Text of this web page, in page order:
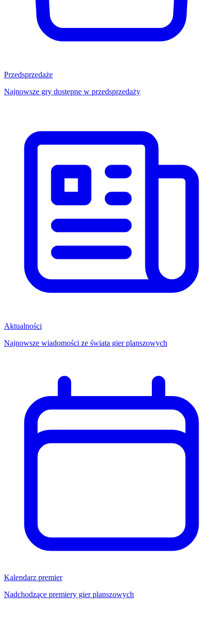
Przedsprzedaże
Najnowsze gry dostępne w przedsprzedaży
Aktualności
Najnowsze wiadomości ze świata gier planszowych
Kalendarz premier
Nadchodzące premiery gier planszowych